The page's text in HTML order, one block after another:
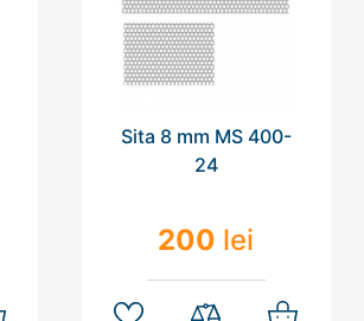
Sita 8 mm MS 400-
24
200 lei